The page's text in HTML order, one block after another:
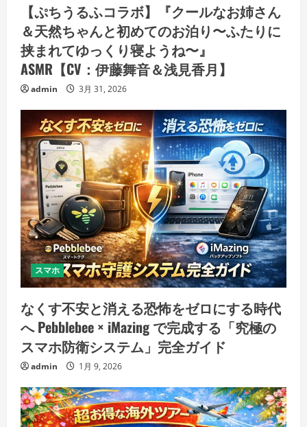
【ぷちうるふコラボ】『クールなお姉さん
＆天然ちゃんと初めてのお泊り〜ふたりに
挟まれてゆっくり寝ようね〜』
ASMR【CV：伊藤舞音＆浅見香月】
admin 3月 31, 2026
スマホ
なくす不安と消える恐怖をゼロにする時代
へ Pebblebee × iMazing で完成する「究極の
スマホ防衛システム」完全ガイド
admin 1月 9, 2026